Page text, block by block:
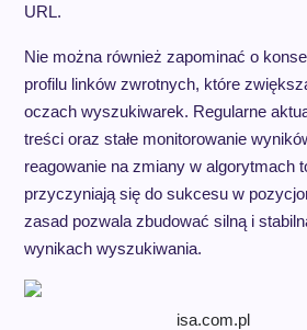
URL.
Nie można również zapominać o
profilu linków zwrotnych, które
oczach wyszukiwarek. Regularne
treści oraz stałe monitorowanie
reagowanie na zmiany w algorytmach
przyczyniają się do sukcesu w
zasad pozwala zbudować silną i
wynikach wyszukiwania.
isa.com.pl